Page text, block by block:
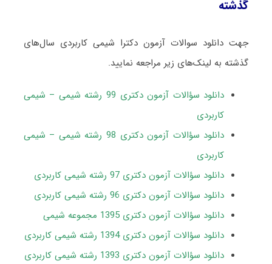
گذشته
جهت دانلود سوالات آزمون دکترا شیمی کاربردی سال‌های
گذشته به لینک‌های زیر مراجعه نمایید.
دانلود سؤالات آزمون دکتری 99 رشته شیمی – شیمی
کاربردی
دانلود سؤالات آزمون دکتری 98 رشته شیمی – شیمی
کاربردی
دانلود سؤالات آزمون دکتری 97 رشته شیمی کاربردی
دانلود سؤالات آزمون دکتری 96 رشته شیمی کاربردی
دانلود سؤالات آزمون دکتری 1395 مجموعه شیمی
دانلود سؤالات آزمون دکتری 1394 رشته شیمی کاربردی
دانلود سؤالات آزمون دکتری 1393 رشته شیمی کاربردی